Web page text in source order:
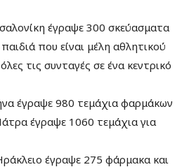
έγραψε 300 σκεύασματα
που είναι μέλη αθλητικού
τις συνταγές σε ένα κεντρικό
έγραψε 980 τεμάχια φαρμάκων
έγραψε 1060 τεμάχια για
έγραψε 275 φάρμακα και